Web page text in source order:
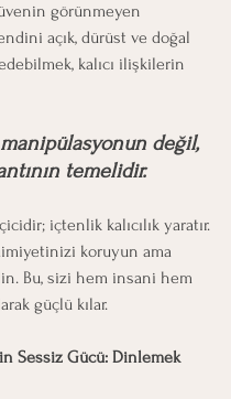
görünmeyen
açık, dürüst ve doğal
kalıcı ilişkilerin
değil,
temelidir.
içtenlik kalıcılık yaratır.
koruyun ama
Bu, sizi hem insani hem
güçlü kılar.
Sessiz Gücü: Dinlemek